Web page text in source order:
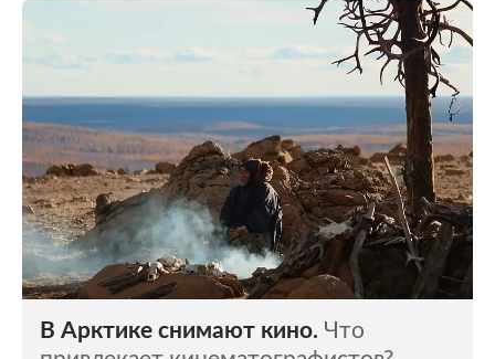
В Арктике снимают кино. Что